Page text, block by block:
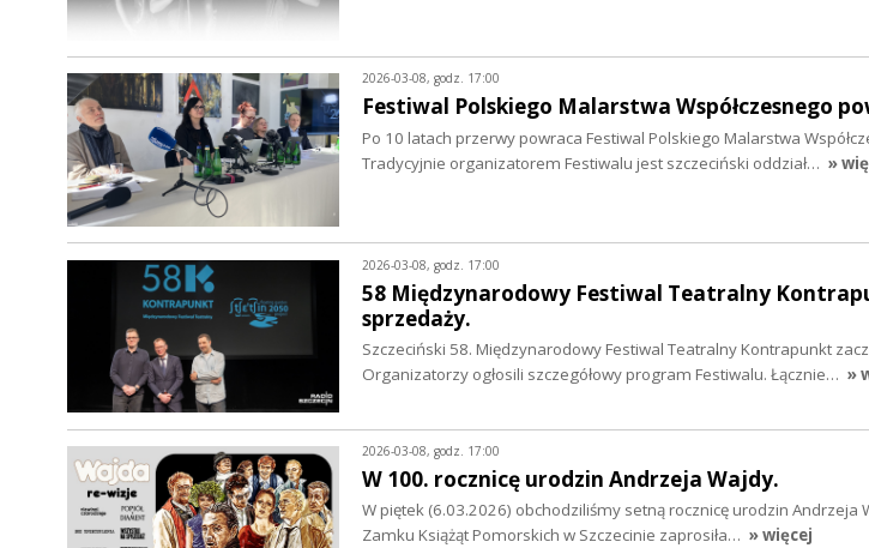
2026-03-08, godz. 17:00
Festiwal Polskiego Malarstwa Współczesnego
Po 10 latach przerwy powraca Festiwal Polskiego Malarstwa
Tradycyjnie organizatorem Festiwalu jest szczeciński oddział… »
2026-03-08, godz. 17:00
58 Międzynarodowy Festiwal Teatralny
sprzedaży.
Szczeciński 58. Międzynarodowy Festiwal Teatralny Kontrapunkt
Organizatorzy ogłosili szczegółowy program Festiwalu. Łącznie… »
2026-03-08, godz. 17:00
W 100. rocznicę urodzin Andrzeja Wajdy.
W piętek (6.03.2026) obchodziliśmy setną rocznicę urodzin Andrzeja
Zamku Książąt Pomorskich w Szczecinie zaprosiła… » więcej